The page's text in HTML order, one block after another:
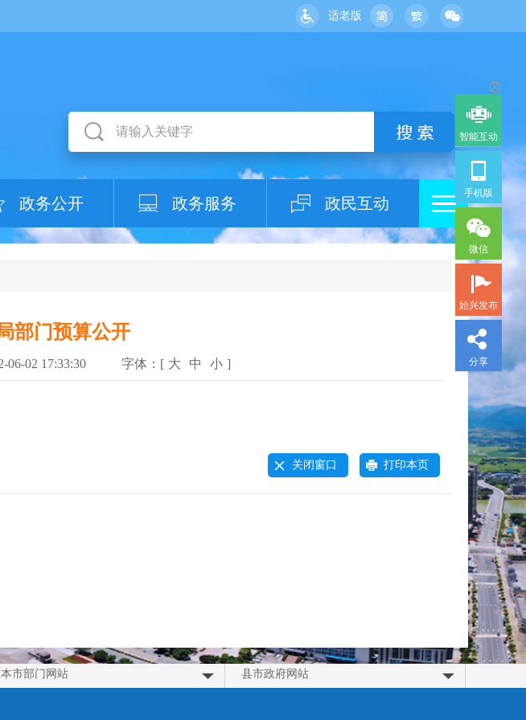
适老版
政务公开 政务服务 政民互动
部门预算公开
06-02 17:33:30 字体：[ 大 中 小 ]
关闭窗口 打印本页
本市部门网站 县市政府网站
智能互动
手机版
微信
始兴发布
分享